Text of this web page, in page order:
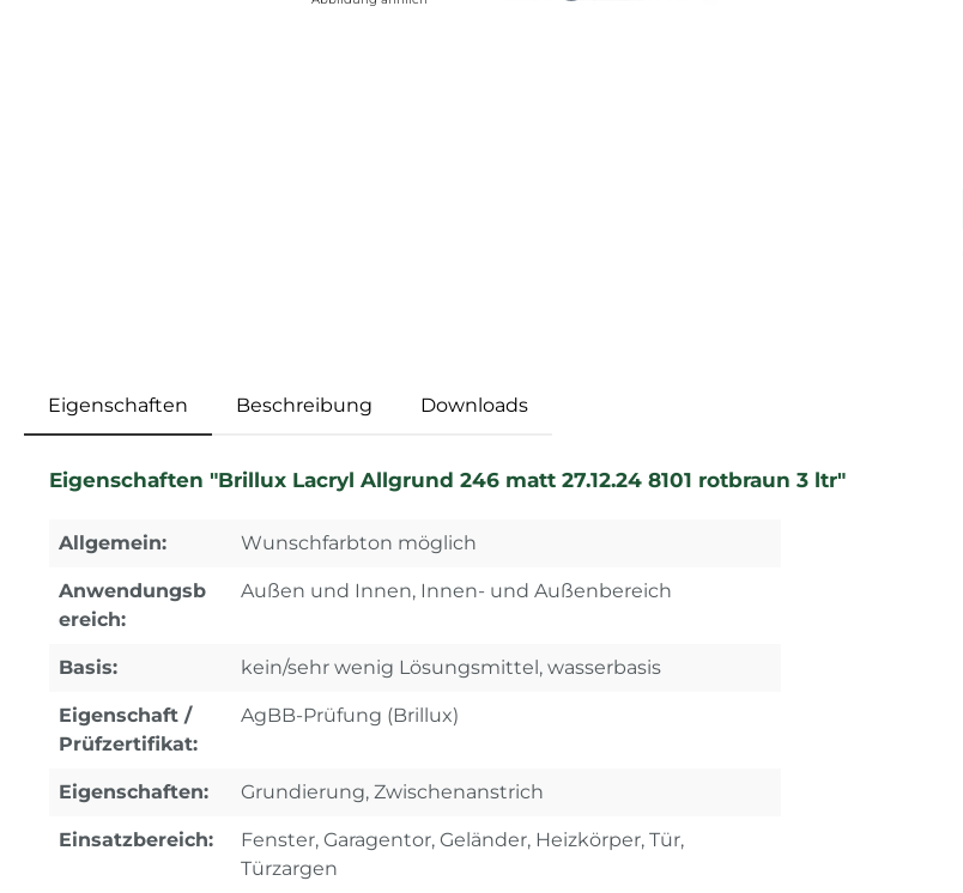
Eigenschaften Beschreibung Downloads
Eigenschaften "Brillux Lacryl Allgrund 246 matt 27.12.24 8101 rotbraun 3 ltr"
Allgemein: Wunschfarbton möglich
Anwendungsb
ereich:
Außen und Innen, Innen- und Außenbereich
Basis: kein/sehr wenig Lösungsmittel, wasserbasis
Eigenschaft /
Prüfzertifikat:
AgBB-Prüfung (Brillux)
Eigenschaften: Grundierung, Zwischenanstrich
Einsatzbereich:
Fenster, Garagentor, Geländer, Heizkörper, Tür,
Türzargen